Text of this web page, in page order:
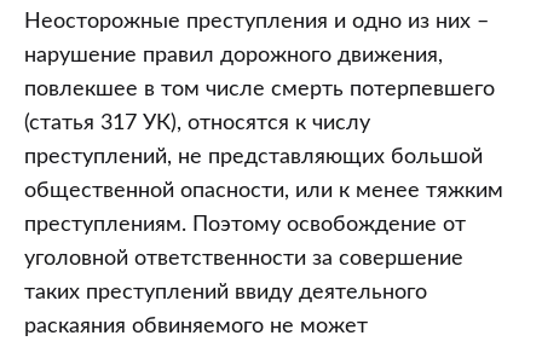
Неосторожные преступления и одно из них –
нарушение правил дорожного движения,
повлекшее в том числе смерть потерпевшего
(статья 317 УК), относятся к числу
преступлений, не представляющих большой
общественной опасности, или к менее тяжким
преступлениям. Поэтому освобождение от
уголовной ответственности за совершение
таких преступлений ввиду деятельного
раскаяния обвиняемого не может